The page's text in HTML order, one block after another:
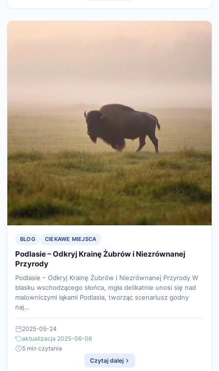
BLOG CIEKAWE MIEJSCA
Podlasie – Odkryj Krainę Żubrów i Niezrównanej
Przyrody
Podlasie – Odkryj Krainę Żubrów i Niezrównanej Przyrody W
blasku wschodzącego słońca, mgła delikatnie unosi się nad
malowniczymi łąkami Podlasia, tworząc scenariusz godny
naj…
2025-05-24
aktualizacja 2025-06-06
5 min czytania
Czytaj dalej